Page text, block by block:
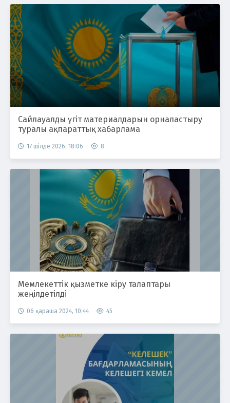
Сайлауалды үгіт материалдарын орналастыру
туралы ақпараттық хабарлама
17 шілде 2026, 18:06 8
Мемлекеттік қызметке кіру талаптары
жеңілдетілді
06 қараша 2024, 10:44 45